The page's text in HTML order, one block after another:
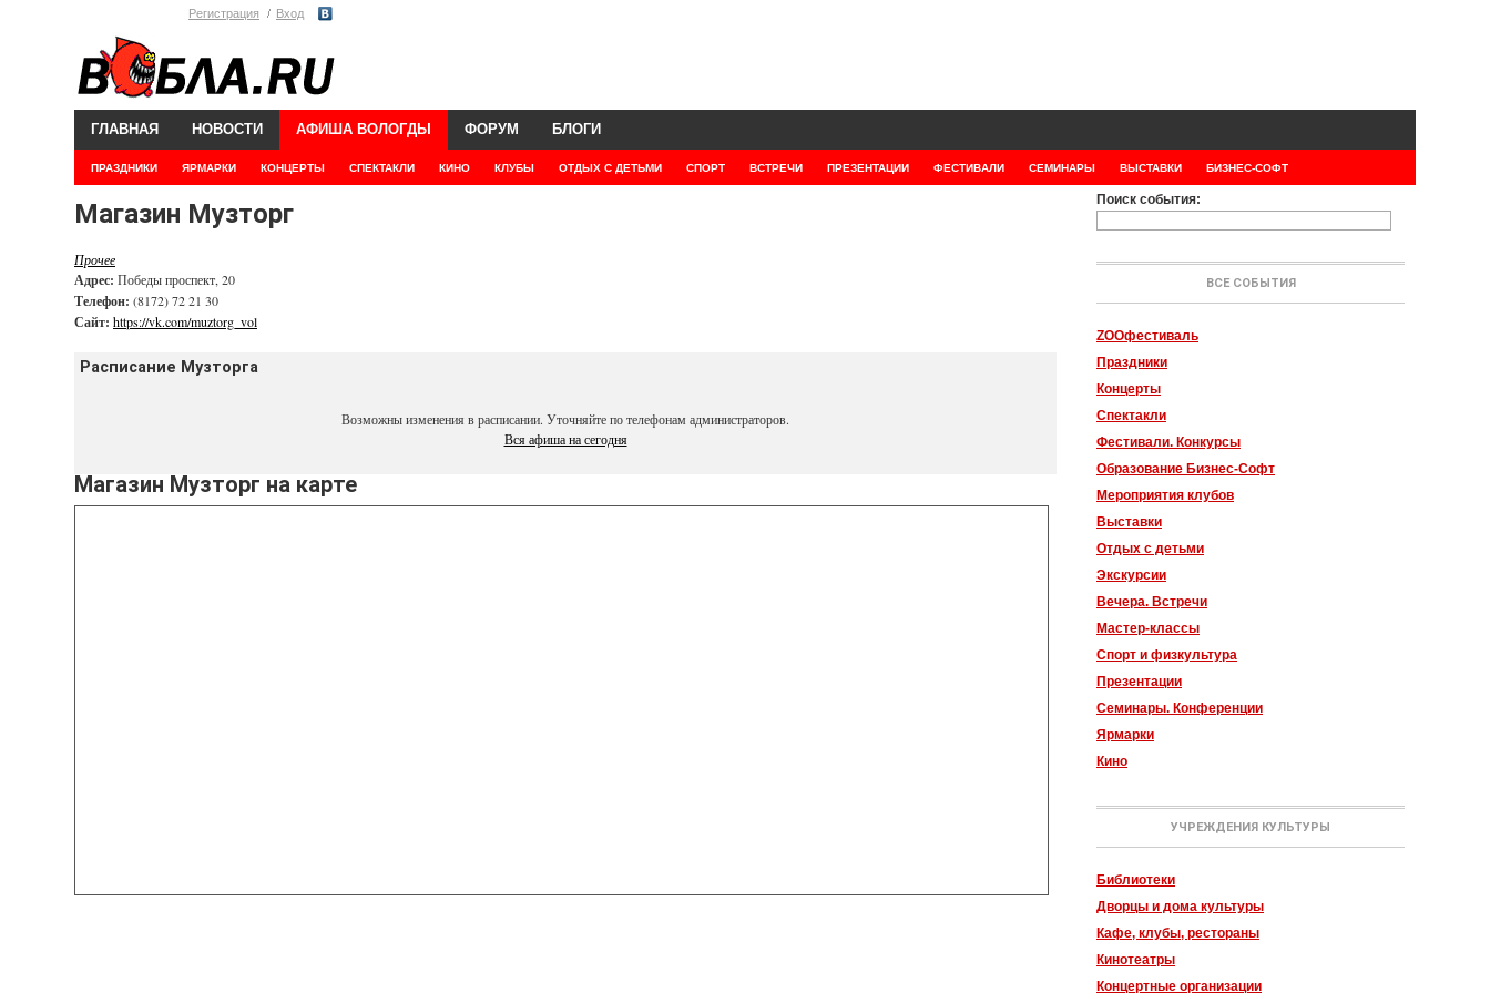
Регистрация Вход
ГЛАВНАЯ НОВОСТИ АФИША ВОЛОГДЫ
ПРАЗДНИКИ ЯРМАРКИ КОНЦЕРТЫ СПЕКТАКЛИ КИНО КЛУБЫ ОТДЫХ С ДЕТЬМИ СПОРТ ВСТРЕЧИ ПРЕЗЕНТАЦИИ ФЕСТИВАЛИ СЕМИНАРЫ ВЫСТАВКИ БИЗНЕС-СОФТ
ФОРУМ БЛОГИ
Магазин Музторг
Прочее
Адрес: Победы проспект, 20
Телефон: (8172) 72 21 30
Сайт: https://vk.com/muztorg_vol
Расписание Музторга
Возможны изменения в расписании. Уточняйте по телефонам администраторов.
Вся афиша на сегодня
Магазин Музторг на карте
Поиск события:
ВСЕ СОБЫТИЯ
ZOOфестиваль
Праздники
Концерты
Спектакли
Фестивали. Конкурсы
Образование Бизнес-Софт
Мероприятия клубов
Выставки
Отдых с детьми
Экскурсии
Вечера. Встречи
Мастер-классы
Спорт и физкультура
Презентации
Семинары. Конференции
Ярмарки
Кино
УЧРЕЖДЕНИЯ КУЛЬТУРЫ
Библиотеки
Дворцы и дома культуры
Кафе, клубы, рестораны
Кинотеатры
Концертные организации